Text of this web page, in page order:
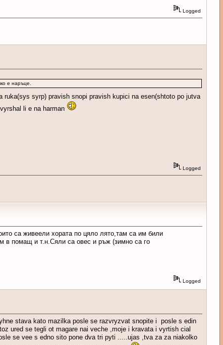
Logged
е наръце.
syrp) pravish snopi pravish kupici na esen(shtoto po jutva
li e na harman
Logged
са живеели хората по цяло лято,там са им били
в помащ и т.н.Сяли са овес и ръж (зимно са го
Logged
stava kato mazilka posle se razvryzvat snopite i posle s edin
ured se tegli ot magare nai veche ,moje i kravata i vyrtish cial
se vee s edno sito pone dva tri pyti .....ujas ,tva za za niakolko